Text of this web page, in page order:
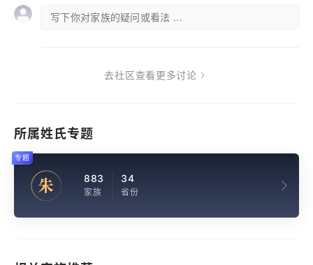
写下你对家族的疑问或看法 ...
去社区查看更多讨论
所属姓氏专题
朱 883
家族
34
省份
专题